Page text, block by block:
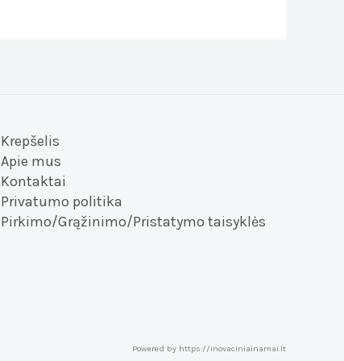
Krepšelis
Apie mus
Kontaktai
Privatumo politika
Pirkimo/Grąžinimo/Pristatymo taisyklės
Powered by https://inovaciniainamai.lt